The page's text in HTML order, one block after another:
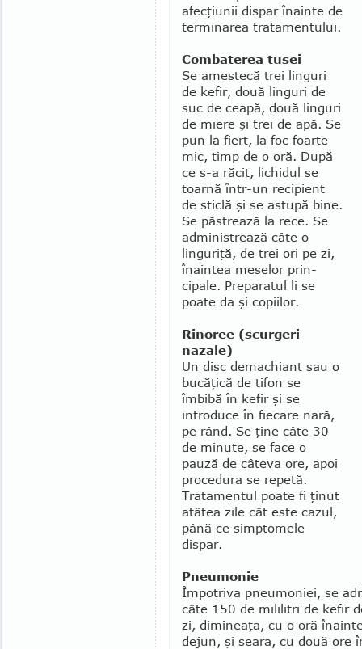
afecţiunii dispar înainte de
termi­narea tratamentului.
Combaterea tusei
Se amestecă trei linguri
de kefir, două linguri de
suc de ceapă, două linguri
de miere şi trei de apă. Se
pun la fiert, la foc foarte
mic, timp de o oră. După
ce s-a răcit, lichidul se
toarnă într-un recipient
de sticlă şi se astupă bine.
Se păstrează la rece. Se
administrează câte o
linguriţă, de trei ori pe zi,
înaintea meselor prin­
cipale. Preparatul li se
poate da şi copiilor.
Rinoree (scurgeri
nazale)
Un disc demachiant sau o
bucăţică de tifon se
îmbibă în kefir şi se
introduce în fiecare nară,
pe rând. Se ţine câte 30
de minute, se face o
pauză de câteva ore, apoi
procedura se repetă.
Tratamentul poate fi ţinut
atâtea zile cât este cazul,
până ce simptomele
dispar.
Pneumonie
Împotriva pneumoniei, se
câte 150 de mililitri de kefir
zi, dimineaţa, cu o oră
dejun, şi seara, cu două ore